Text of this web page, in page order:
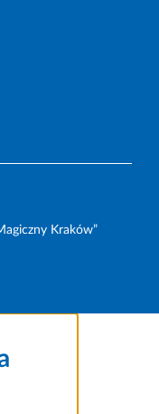
Kraków”